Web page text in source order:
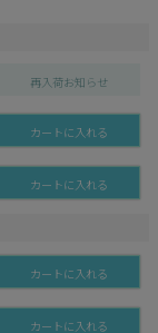
再入荷お知らせ
カートに入れる
カートに入れる
カートに入れる
カートに入れる